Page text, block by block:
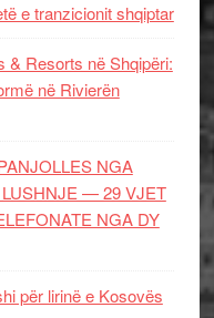
e tranzicionit shqiptar
& Resorts në Shqipëri:
në Rivierën
NGA
— 29 VJET
NGA DY
për lirinë e Kosovës